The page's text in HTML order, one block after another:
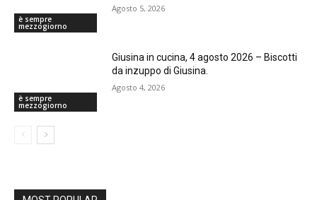
è sempre
mezzogiorno
Agosto 5, 2026
è sempre
mezzogiorno
Giusina in cucina, 4 agosto 2026 – Biscotti
da inzuppo di Giusina.
Agosto 4, 2026